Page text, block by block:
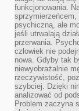
funkcjonowania.
psychiczną, ale
jeśli utrwalają
przerwania.
człowiek nie
nowa. Gdyby tak
niewyobrażalnie
rzeczywistość,
szybciej. Dzięki
analizować od
Problem zaczyna